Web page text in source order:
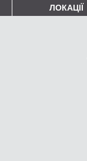
ЛОКАЦІЇ